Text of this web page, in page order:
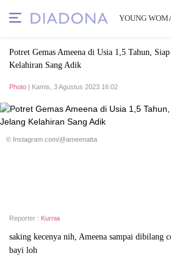
YOUNG
Potret Gemas Ameena di Usia 1,5 Tahun,
Kelahiran Sang Adik
Photo | Kamis, 3 Agustus 2023 16:02
© Instagram.com/@ameenatta
Reporter : Kurnia
saking kecenya nih, Ameena sampai dibilang
bayi loh